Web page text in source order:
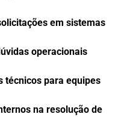
em sistemas
operacionais
técnicos para equipes
na resolução de